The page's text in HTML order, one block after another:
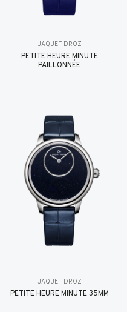
JAQUET DROZ
PETITE HEURE MINUTE
PAILLONNÉE
JAQUET DROZ
PETITE HEURE MINUTE 35MM